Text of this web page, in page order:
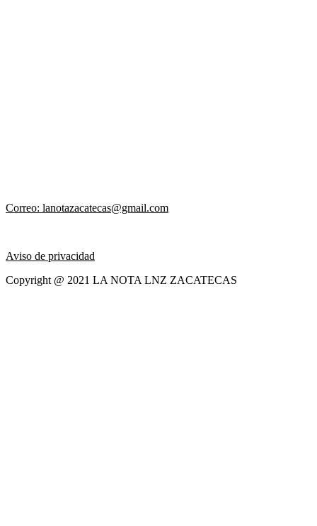
Correo: lanotazacatecas@gmail.com
Aviso de privacidad
Copyright @ 2021 LA NOTA LNZ ZACATECAS